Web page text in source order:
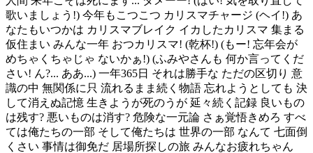
歌いましょう!) 今年もこつこつ カリスマチャージ (ヘイ!) あ
なたもいつかは カリスマブレイク イカしたカリスマ 集まる
仮住まい みんな一年 おつカリスマ! (乾杯!) (もー! 忘年会が
めちゃくちゃじゃ ないかぁ!) (ふみやさんも 何か言ってくだ
さい! ん?... ああ...) 一年365日 それは勝手な ただの区切り 意
識の中 無関係に只 流れるまま続く物語 忘れようとしても 決
して消えぬ記憶 生きようが死のうが 延々続く記録 良いもの
は残す? 悪いものは消す? 危険な一元論 さぁ覚悟きめろ すべ
ては俺たちの一部 そして俺たちは 世界の一部 なんて 七面倒
くさい 事情は御免だ 居場所探しの旅 みんなお疲れちゃん